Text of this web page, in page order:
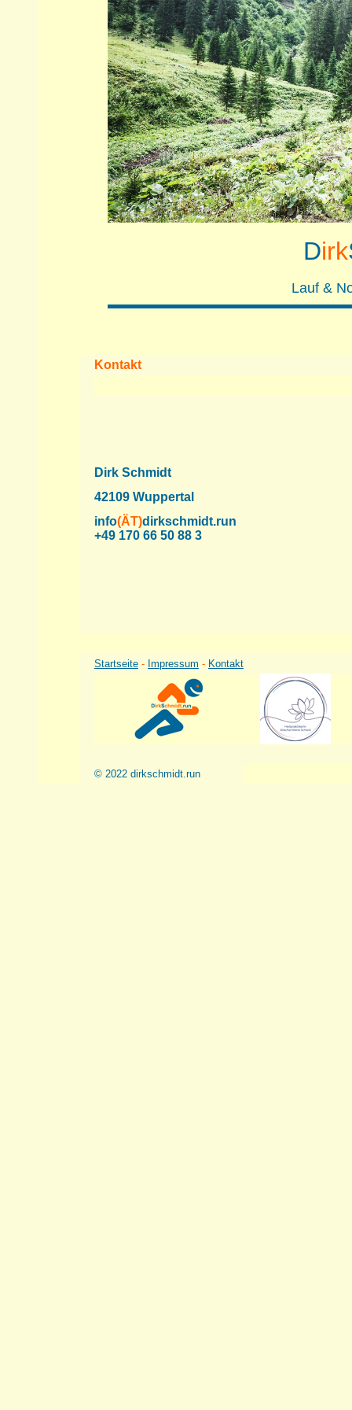
Dirk
Lauf &
Kontakt
Dirk Schmidt
42109 Wuppertal
info(ÄT)dirkschmidt.run
+49 170 66 50 88 3
Startseite - Impressum - Kontakt
© 2022 dirkschmidt.run